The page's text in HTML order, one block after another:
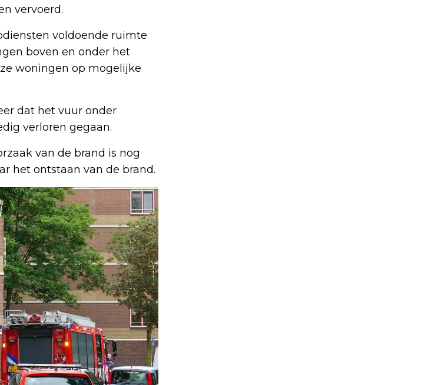
vervoerd.
voldoende ruimte
boven en onder het
woningen op mogelijke
dat het vuur onder
verloren gegaan.
van de brand is nog
het ontstaan van de brand.